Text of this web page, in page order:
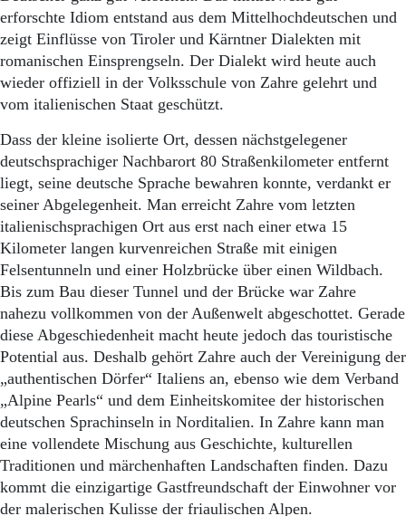
erforschte Idiom entstand aus dem Mittelhochdeutschen und
zeigt Einflüsse von Tiroler und Kärntner Dialekten mit
romanischen Einsprengseln. Der Dialekt wird heute auch
wieder offiziell in der Volksschule von Zahre gelehrt und
vom italienischen Staat geschützt.
Dass der kleine isolierte Ort, dessen nächstgelegener
deutschsprachiger Nachbarort 80 Straßenkilometer entfernt
liegt, seine deutsche Sprache bewahren konnte, verdankt er
seiner Abgelegenheit. Man erreicht Zahre vom letzten
italienischsprachigen Ort aus erst nach einer etwa 15
Kilometer langen kurvenreichen Straße mit einigen
Felsentunneln und einer Holzbrücke über einen Wildbach.
Bis zum Bau dieser Tunnel und der Brücke war Zahre
nahezu vollkommen von der Außenwelt abgeschottet. Gerade
diese Abgeschiedenheit macht heute jedoch das touristische
Potential aus. Deshalb gehört Zahre auch der Vereinigung der
„authentischen Dörfer“ Italiens an, ebenso wie dem Verband
„Alpine Pearls“ und dem Einheitskomitee der historischen
deutschen Sprachinseln in Norditalien. In Zahre kann man
eine vollendete Mischung aus Geschichte, kulturellen
Traditionen und märchenhaften Landschaften finden. Dazu
kommt die einzigartige Gastfreundschaft der Einwohner vor
der malerischen Kulisse der friaulischen Alpen.